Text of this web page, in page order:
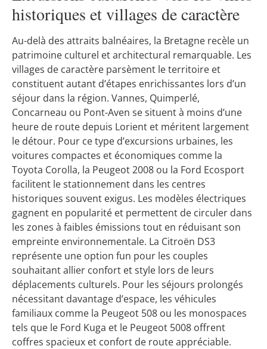
historiques et villages de caractère
Au-delà des attraits balnéaires, la Bretagne recèle un
patrimoine culturel et architectural remarquable. Les
villages de caractère parsèment le territoire et
constituent autant d’étapes enrichissantes lors d’un
séjour dans la région. Vannes, Quimperlé,
Concarneau ou Pont-Aven se situent à moins d’une
heure de route depuis Lorient et méritent largement
le détour. Pour ce type d’excursions urbaines, les
voitures compactes et économiques comme la
Toyota Corolla, la Peugeot 2008 ou la Ford Ecosport
facilitent le stationnement dans les centres
historiques souvent exigus. Les modèles électriques
gagnent en popularité et permettent de circuler dans
les zones à faibles émissions tout en réduisant son
empreinte environnementale. La Citroën DS3
représente une option fun pour les couples
souhaitant allier confort et style lors de leurs
déplacements culturels. Pour les séjours prolongés
nécessitant davantage d’espace, les véhicules
familiaux comme la Peugeot 508 ou les monospaces
tels que le Ford Kuga et le Peugeot 5008 offrent
coffres spacieux et confort de route appréciable.